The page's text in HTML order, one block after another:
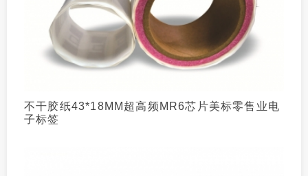
不干胶纸43*18MM超高频MR6芯片美标零售业电
子标签